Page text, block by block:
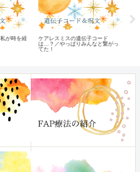
が時を経
ケアレスミスの遺伝子コード
は…？／やっぱりみんなと繋がっ
てた！